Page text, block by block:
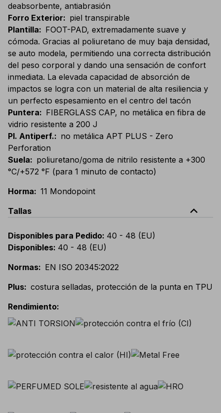
deabsorbente, antiabrasión
Forro Exterior: piel transpirable
Plantilla: FOOT-PAD, extremadamente suave y
cómoda. Gracias al poliuretano de muy baja densidad,
se auto modela, permitiendo una correcta distribución
del peso corporal y dando una sensación de confort
inmediata. La elevada capacidad de absorción de
impactos se logra con un material de alta resiliencia y
un perfecto espesamiento en el centro del tacón
Puntera: FIBERGLASS CAP, no metálica en fibra de
vidrio resistente a 200 J
Pl. Antiperf.: no metálica APT PLUS - Zero
Perforation
Suela: poliuretano/goma de nitrilo resistente a +300
°C/+572 °F (para 1 minuto de contacto)
Horma: 11 Mondopoint
Tallas
expand_less
Disponibles para Pedido: 40 - 48 (EU)
Disponibles: 40 - 48 (EU)
Normas: EN ISO 20345:2022
Plus: costura selladas, protección de la punta en TPU
Rendimiento: